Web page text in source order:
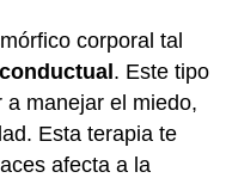
corporal tal
. Este tipo
manejar el miedo,
Esta terapia te
afecta a la